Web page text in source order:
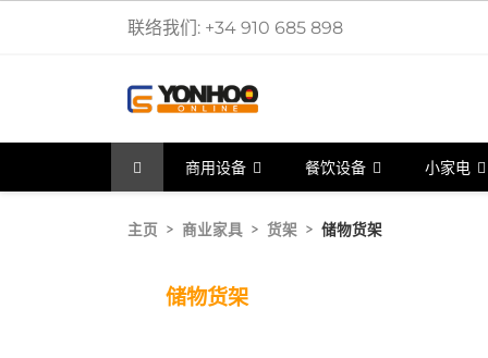
联络我们: +34 910 685 898
商用设备 餐饮设备 小家电
主页 商业家具 货架 储物货架
储物货架